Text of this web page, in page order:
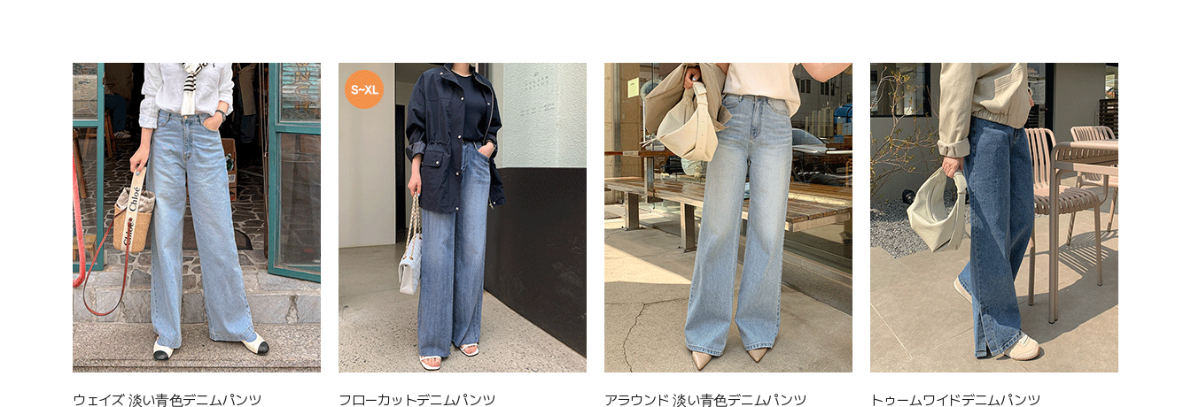
ウェイズ 淡い青色デニムパンツ フローカットデニムパンツ アラウンド 淡い青色デニムパンツ トゥームワイドデニムパンツ